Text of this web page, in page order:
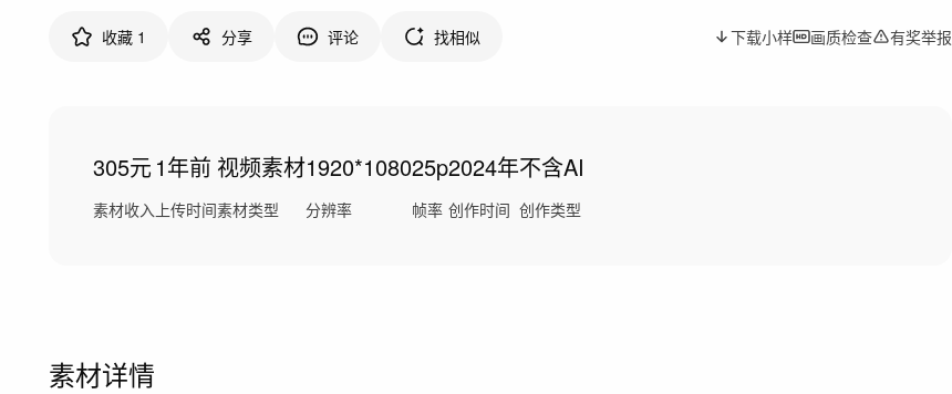
收藏 1 分享 评论 找相似 下载小样 画质检查 有奖举报
305元
素材收入
1年前
上传时间
视频素材
素材类型
1920*1080
分辨率
25p
帧率
2024年
创作时间
不含AI
创作类型
素材详情